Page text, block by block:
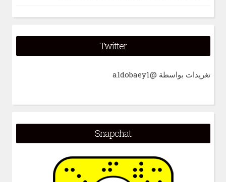
Twitter
تغريدات بواسطة @aldobaey1
Snapchat